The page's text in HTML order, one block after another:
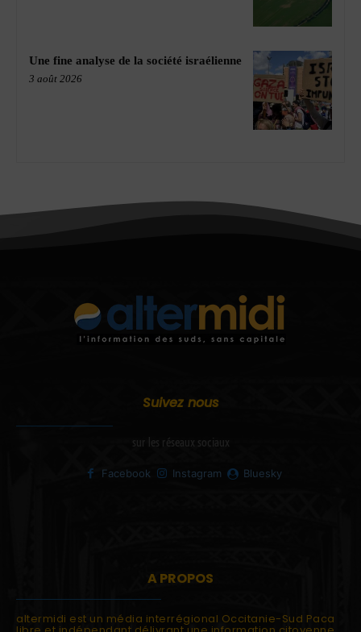
Une fine analyse de la société israélienne
3 août 2026
Suivez nous
sur les réseaux sociaux
Facebook Instagram Bluesky
A PROPOS
altermidi est un média interrégional Occitanie-Sud Paca